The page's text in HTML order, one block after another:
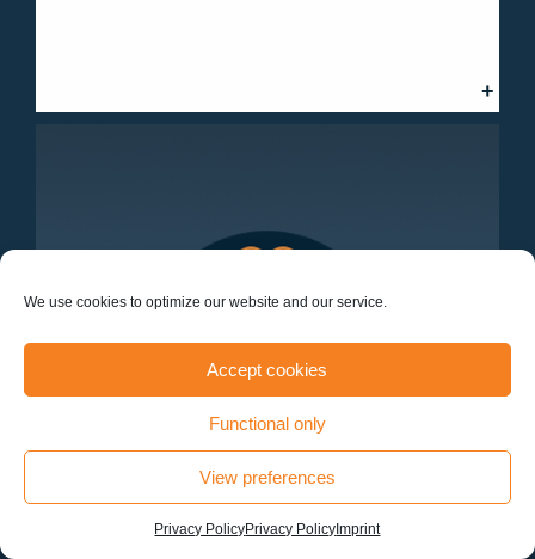
We use cookies to optimize our website and our service.
Accept cookies
Functional only
View preferences
Privacy PolicyPrivacy Policy Imprint